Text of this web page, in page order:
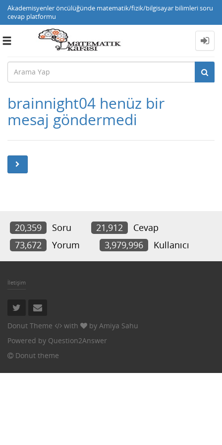
Akademisyenler öncülüğünde matematik/fizik/bilgisayar bilimleri soru
cevap platformu
Toggle
brainnight04 henüz bir
mesaj göndermedi
20,359 Soru 21,912
Cevap
73,672
Yorum 3,979,996 Kullanıcı
İletişim
Donut Theme with by Amiya Sahu
Powered by Question2Answer
Donut theme